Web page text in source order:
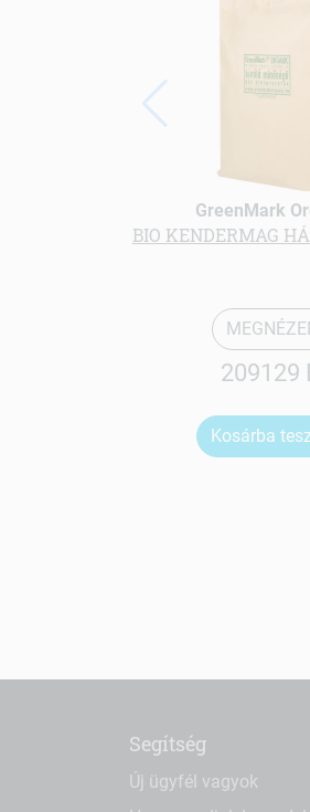
GreenMark
BIO KENDERMAG
209129
Kosárba
Segítség
Új ügyfél vagyok